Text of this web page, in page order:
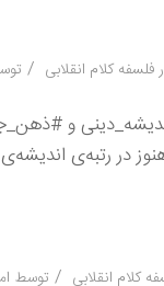
فلسفه کلام انقلابی /
و
در رتبه‌ی
کلام انقلابی / توسط